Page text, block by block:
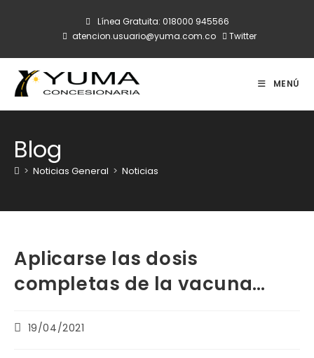
Línea Gratuita: 018000 945566
atencion.usuario@yuma.com.co
Twitter
MENÚ
Blog
> Noticias General > Noticias
Aplicarse las dosis
completas de la vacuna…
Publicación
19/04/2021